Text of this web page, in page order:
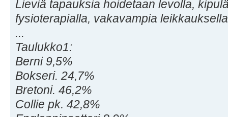
Lieviä tapauksia hoidetaan levolla,
fysioterapialla, vakavampia
...
Taulukko1:
Berni 9,5%
Bokseri. 24,7%
Bretoni. 46,2%
Collie pk. 42,8%